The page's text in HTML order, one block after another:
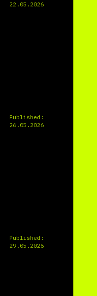
22.05.2026
Published:
26.05.2026
Published:
29.05.2026